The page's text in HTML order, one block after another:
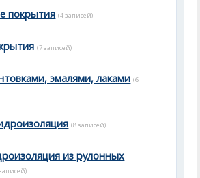
покрытия (4 записей)
(7 записей)
эмалями, лаками (6
(8 записей)
из рулонных